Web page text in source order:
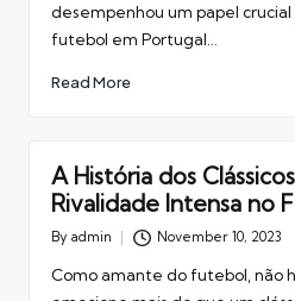
desempenhou um papel
futebol em Portugal…
Read More
A História dos
Rivalidade Intensa no
Posted
By admin November 10, 2023
Como amante do futebol, não